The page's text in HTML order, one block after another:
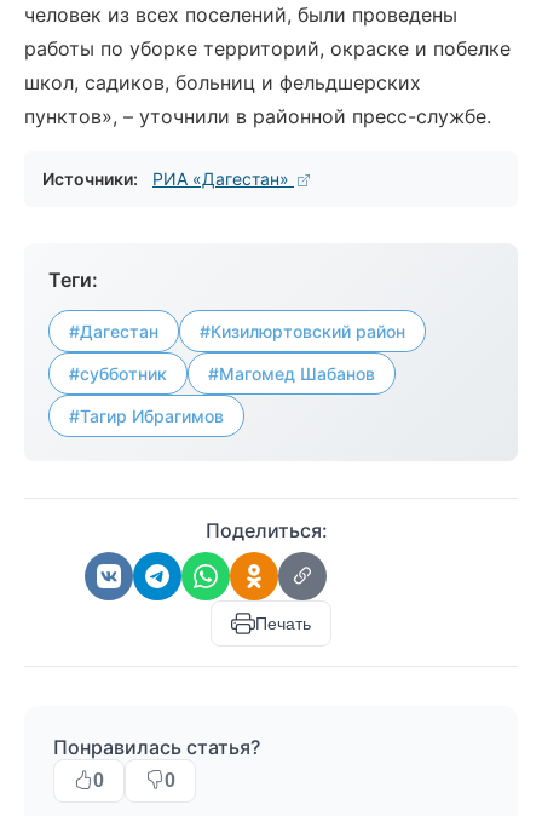
человек из всех поселений, были проведены
работы по уборке территорий, окраске и побелке
школ, садиков, больниц и фельдшерских
пунктов», – уточнили в районной пресс-службе.
Источники: РИА «Дагестан»
Теги:
#Дагестан #Кизилюртовский район
#субботник #Магомед Шабанов
#Тагир Ибрагимов
Поделиться:
Печать
Понравилась статья?
0 0